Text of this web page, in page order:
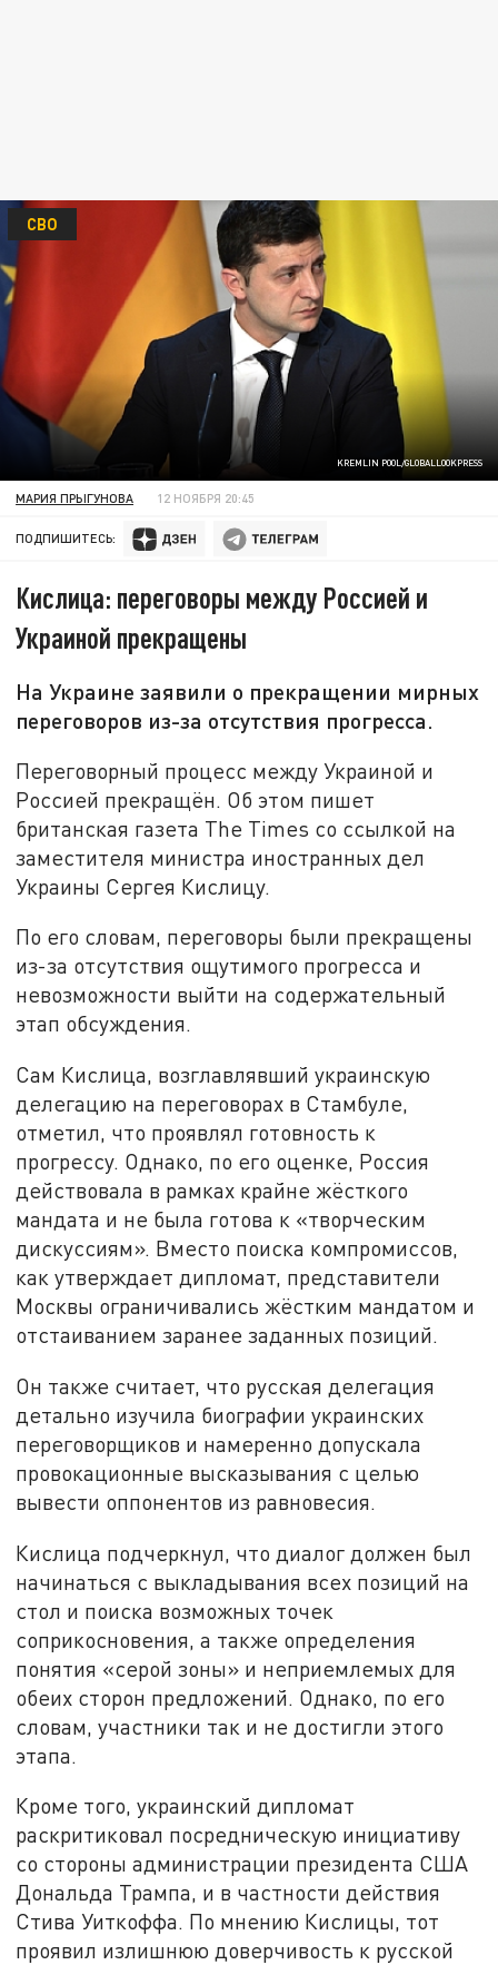
KREMLIN POOL/GLOBALLOOKPRESS
СВО
МАРИЯ ПРЫГУНОВА 12 НОЯБРЯ 20:45
ПОДПИШИТЕСЬ:
Кислица: переговоры между Россией и
Украиной прекращены
На Украине заявили о прекращении мирных
переговоров из-за отсутствия прогресса.
Переговорный процесс между Украиной и
Россией прекращён. Об этом пишет
британская газета The Times со ссылкой на
заместителя министра иностранных дел
Украины Сергея Кислицу.
По его словам, переговоры были прекращены
из-за отсутствия ощутимого прогресса и
невозможности выйти на содержательный
этап обсуждения.
Сам Кислица, возглавлявший украинскую
делегацию на переговорах в Стамбуле,
отметил, что проявлял готовность к
прогрессу. Однако, по его оценке, Россия
действовала в рамках крайне жёсткого
мандата и не была готова к «творческим
дискуссиям». Вместо поиска компромиссов,
как утверждает дипломат, представители
Москвы ограничивались жёстким мандатом и
отстаиванием заранее заданных позиций.
Он также считает, что русская делегация
детально изучила биографии украинских
переговорщиков и намеренно допускала
провокационные высказывания с целью
вывести оппонентов из равновесия.
Кислица подчеркнул, что диалог должен был
начинаться с выкладывания всех позиций на
стол и поиска возможных точек
соприкосновения, а также определения
понятия «серой зоны» и неприемлемых для
обеих сторон предложений. Однако, по его
словам, участники так и не достигли этого
этапа.
Кроме того, украинский дипломат
раскритиковал посредническую инициативу
со стороны администрации президента США
Дональда Трампа, и в частности действия
Стива Уиткоффа. По мнению Кислицы, тот
проявил излишнюю доверчивость к русской